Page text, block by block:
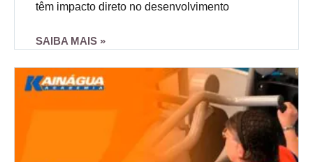
têm impacto direto no desenvolvimento
SAIBA MAIS »